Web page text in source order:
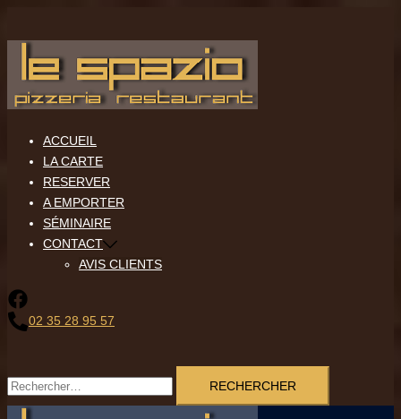
au
contenu
ACCUEIL
LA CARTE
RESERVER
A EMPORTER
SÉMINAIRE
CONTACT
AVIS CLIENTS
02 35 28 95 57
Rechercher :